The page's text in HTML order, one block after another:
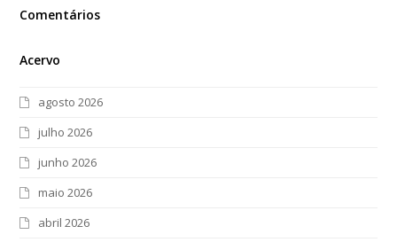
Comentários
Acervo
agosto 2026
julho 2026
junho 2026
maio 2026
abril 2026